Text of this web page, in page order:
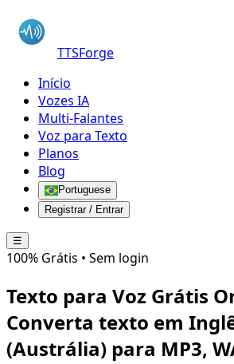
TTSForge
Início
Vozes IA
Multi-Falantes
Voz para Texto
Planos
Blog
Portuguese
Registrar / Entrar
☰
100% Grátis • Sem login
Texto para Voz Grátis
Converta texto em
(Austrália) para MP3,